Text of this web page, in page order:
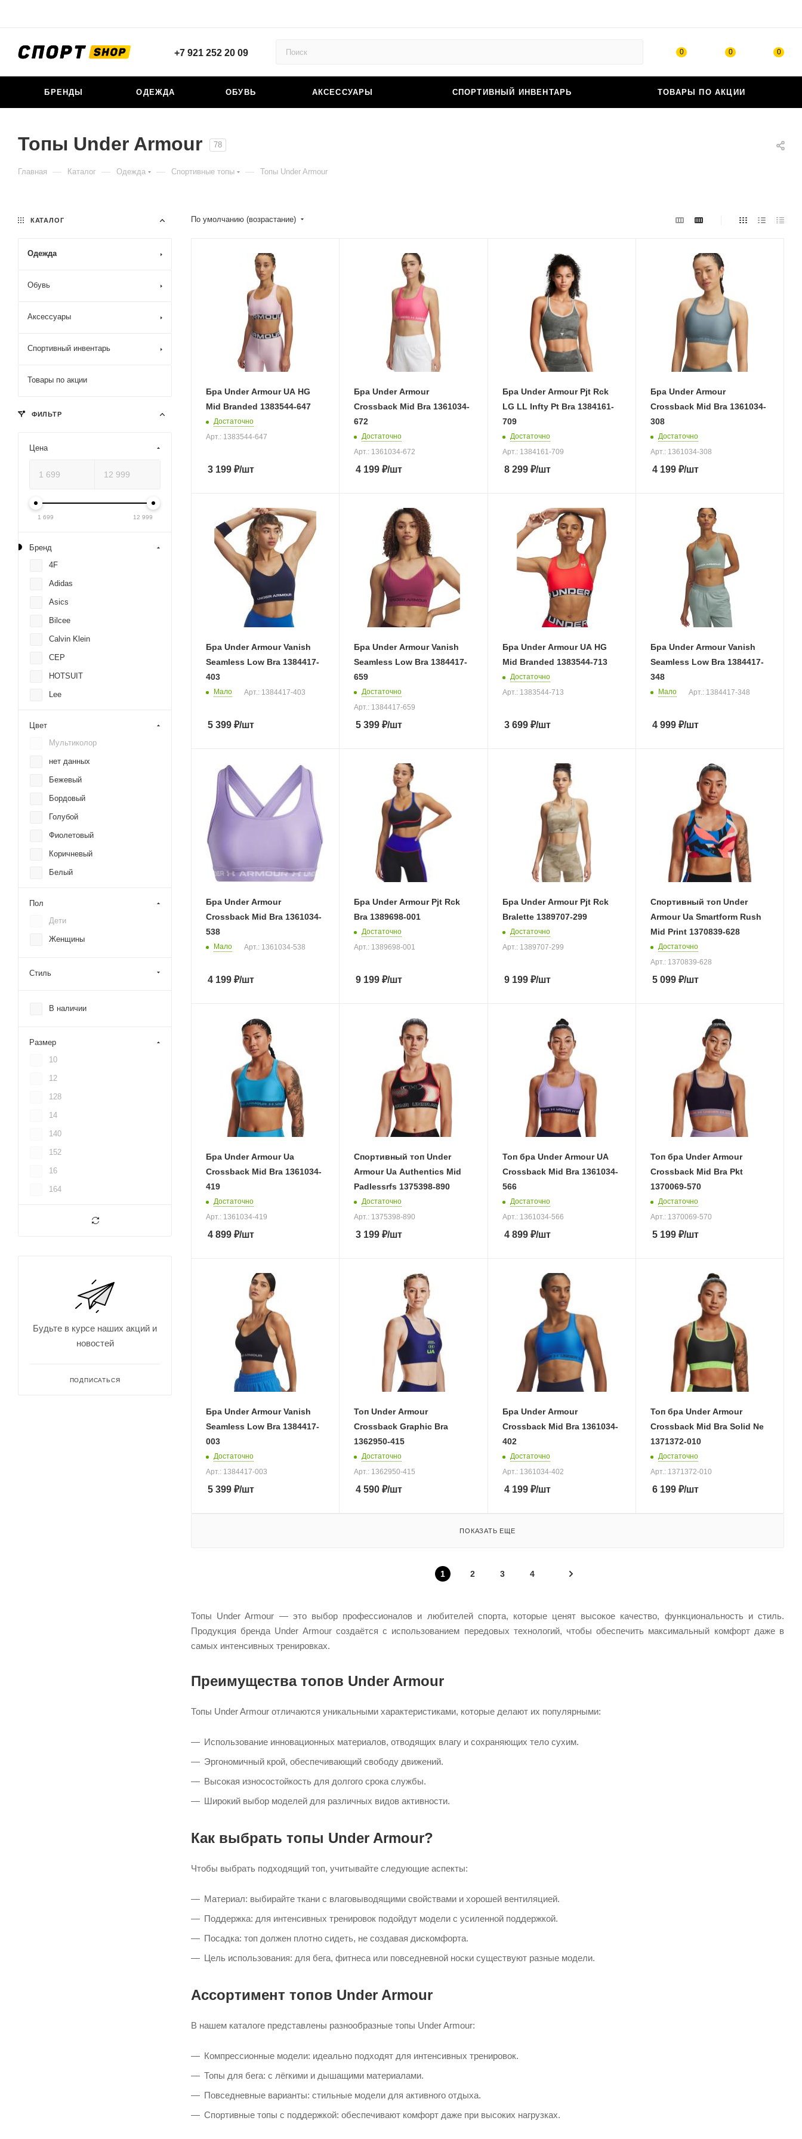
+7 921 252 20 09 0 0 0
БРЕНДЫ ОДЕЖДА ОБУВЬ АКСЕССУАРЫ СПОРТИВНЫЙ ИНВЕНТАРЬ ТОВАРЫ ПО АКЦИИ
Топы Under Armour 78
Главная — Каталог — Одежда — Спортивные топы — Топы Under Armour
По умолчанию (возрастание)
Бра Under Armour UA HG
Mid Branded 1383544-647
Достаточно
Арт.: 1383544-647
3 199 ₽/шт
Бра Under Armour
Crossback Mid Bra 1361034-
672
Достаточно
Арт.: 1361034-672
4 199 ₽/шт
Бра Under Armour Pjt Rck
LG LL Infty Pt Bra 1384161-
709
Достаточно
Арт.: 1384161-709
8 299₽/шт
Бра Under Armour
Crossback Mid Bra 1361034-
308
Достаточно
Арт.: 1361034-308
4 199₽/шт
Бра Under Armour Vanish
Seamless Low Bra 1384417-
403
Мало Арт.: 1384417-403
5 399 ₽/шт
Бра Under Armour Vanish
Seamless Low Bra 1384417-
659
Достаточно
Арт.: 1384417-659
5 399 ₽/шт
Бра Under Armour UA HG
Mid Branded 1383544-713
Достаточно
Арт.: 1383544-713
3 699₽/шт
Бра Under Armour Vanish
Seamless Low Bra 1384417-
348
Мало Арт.: 1384417-348
4 999₽/шт
Бра Under Armour
Crossback Mid Bra 1361034-
538
Мало Арт.: 1361034-538
4 199 ₽/шт
Бра Under Armour Pjt Rck
Bra 1389698-001
Достаточно
Арт.: 1389698-001
9 199 ₽/шт
Бра Under Armour Pjt Rck
Bralette 1389707-299
Достаточно
Арт.: 1389707-299
9 199₽/шт
Спортивный топ Under
Armour Ua Smartform Rush
Mid Print 1370839-628
Достаточно
Арт.: 1370839-628
5 099₽/шт
Бра Under Armour Ua
Crossback Mid Bra 1361034-
419
Достаточно
Арт.: 1361034-419
4 899 ₽/шт
Спортивный топ Under
Armour Ua Authentics Mid
Padlessrfs 1375398-890
Достаточно
Арт.: 1375398-890
3 199 ₽/шт
Топ бра Under Armour UA
Crossback Mid Bra 1361034-
566
Достаточно
Арт.: 1361034-566
4 899₽/шт
Топ бра Under Armour
Crossback Mid Bra Pkt
1370069-570
Достаточно
Арт.: 1370069-570
5 199₽/шт
Бра Under Armour Vanish
Seamless Low Bra 1384417-
003
Достаточно
Арт.: 1384417-003
5 399 ₽/шт
Топ Under Armour
Crossback Graphic Bra
1362950-415
Достаточно
Арт.: 1362950-415
4 590 ₽/шт
Бра Under Armour
Crossback Mid Bra 1361034-
402
Достаточно
Арт.: 1361034-402
4 199₽/шт
Топ бра Under Armour
Crossback Mid Bra Solid Ne
1371372-010
Достаточно
Арт.: 1371372-010
6 199₽/шт
ПОКАЗАТЬ ЕЩЕ
1 2 3 4
Топы Under Armour — это выбор профессионалов и любителей спорта, которые ценят высокое качество, функциональность и стиль.
Продукция бренда Under Armour создаётся с использованием передовых технологий, чтобы обеспечить максимальный комфорт даже в
самых интенсивных тренировках.
Преимущества топов Under Armour
Топы Under Armour отличаются уникальными характеристиками, которые делают их популярными:
Использование инновационных материалов, отводящих влагу и сохраняющих тело сухим.
Эргономичный крой, обеспечивающий свободу движений.
Высокая износостойкость для долгого срока службы.
Широкий выбор моделей для различных видов активности.
Как выбрать топы Under Armour?
Чтобы выбрать подходящий топ, учитывайте следующие аспекты:
Материал: выбирайте ткани с влаговыводящими свойствами и хорошей вентиляцией.
Поддержка: для интенсивных тренировок подойдут модели с усиленной поддержкой.
Посадка: топ должен плотно сидеть, не создавая дискомфорта.
Цель использования: для бега, фитнеса или повседневной носки существуют разные модели.
Ассортимент топов Under Armour
В нашем каталоге представлены разнообразные топы Under Armour:
Компрессионные модели: идеально подходят для интенсивных тренировок.
Топы для бега: с лёгкими и дышащими материалами.
Повседневные варианты: стильные модели для активного отдыха.
Спортивные топы с поддержкой: обеспечивают комфорт даже при высоких нагрузках.
КАТАЛОГ
Одежда
Обувь
Аксессуары
Спортивный инвентарь
Товары по акции
ФИЛЬТР
Цена
1 699 12 999
Бренд
4F
Adidas
Asics
Bilcee
Calvin Klein
CEP
HOTSUIT
Lee
Puma
RANK
Superdry
Under Armour
Цвет
Мультиколор
нет данных
Бежевый
Бордовый
Голубой
Фиолетовый
Коричневый
Белый
Серый
Красный
Пол
Дети
Женщины
Стиль
В наличии
Размер
10
12
128
14
140
152
16
164
Будьте в курсе наших акций и
новостей
ПОДПИСАТЬСЯ